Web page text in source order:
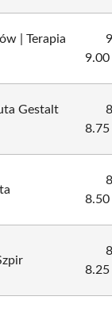
| Terapia
9.00
Gestalt
8.75
8.50
8.25